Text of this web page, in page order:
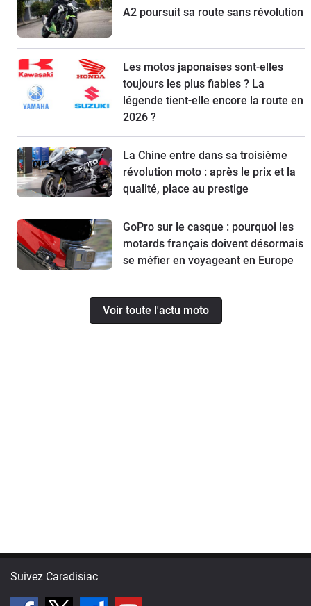
A2 poursuit sa route sans révolution
Les motos japonaises sont-elles
toujours les plus fiables ? La
légende tient-elle encore la route en
2026 ?
La Chine entre dans sa troisième
révolution moto : après le prix et la
qualité, place au prestige
GoPro sur le casque : pourquoi les
motards français doivent désormais
se méfier en voyageant en Europe
Voir toute l'actu moto
Suivez Caradisiac